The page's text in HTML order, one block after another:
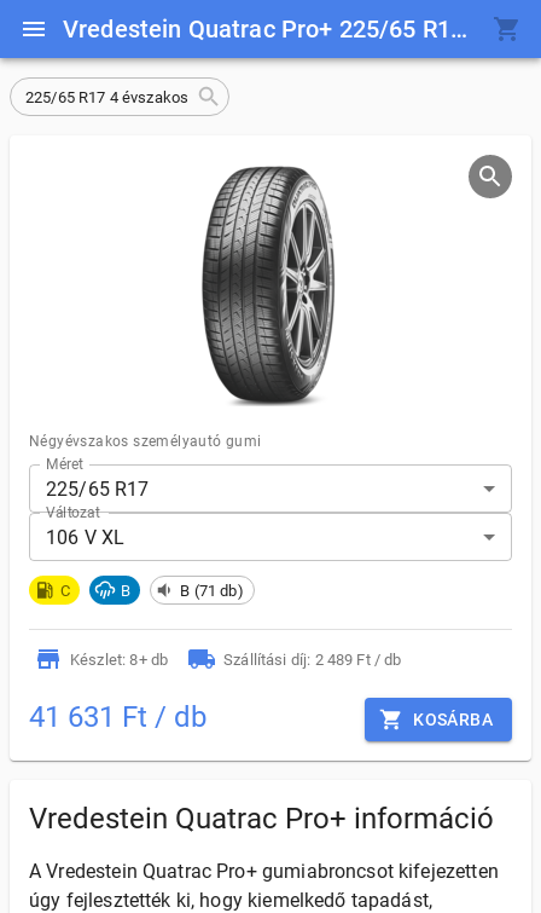
Vredestein Quatrac Pro+ 225/65 R17 106 V XL
225/65 R17 4 évszakos
Négyévszakos személyautó gumi
Méret
225/65 R17
Változat
106 V XL
C B B (71 db)
Készlet: 8+ db Szállítási díj: 2 489 Ft / db
41 631 Ft / db KOSÁRBA
Vredestein Quatrac Pro+ információ
A Vredestein Quatrac Pro+ gumiabroncsot kifejezetten
úgy fejlesztették ki, hogy kiemelkedő tapadást,